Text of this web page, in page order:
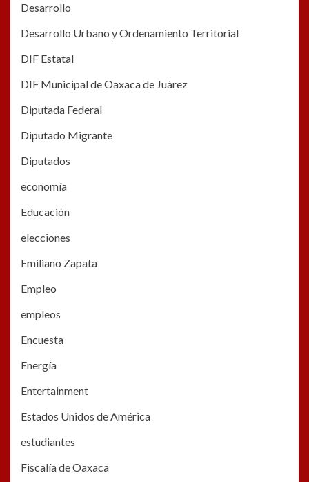
Desarrollo
Desarrollo Urbano y Ordenamiento Territorial
DIF Estatal
DIF Municipal de Oaxaca de Juàrez
Diputada Federal
Diputado Migrante
Diputados
economía
Educación
elecciones
Emiliano Zapata
Empleo
empleos
Encuesta
Energía
Entertainment
Estados Unidos de América
estudiantes
Fiscalía de Oaxaca